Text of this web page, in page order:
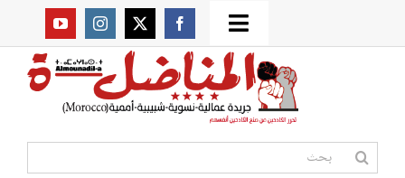
to
Toggle
Navigation
من نحن؟
البحث